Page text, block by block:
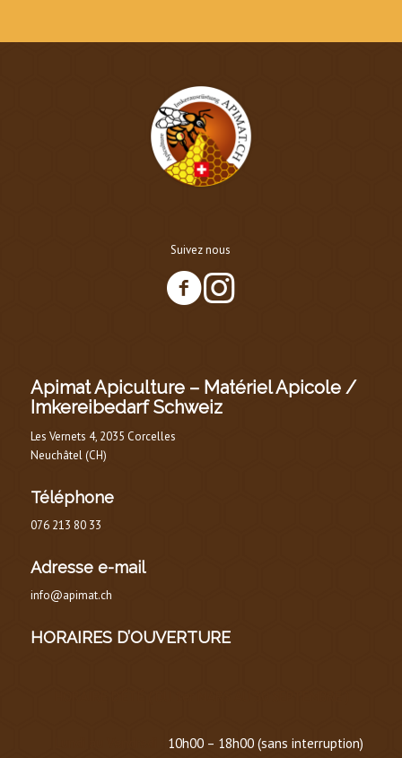
Suivez nous
Apimat Apiculture – Matériel Apicole /
Imkereibedarf Schweiz
Les Vernets 4, 2035 Corcelles
Neuchâtel (CH)
Téléphone
076 213 80 33
Adresse e-mail
info@apimat.ch
HORAIRES D’OUVERTURE
10h00 – 18h00 (sans interruption)